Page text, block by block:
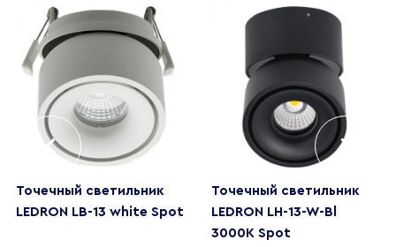
Точечный светильник
LEDRON LB-13 white Spot
Точечный светильник
LEDRON LH-13-W-Bl
3000K Spot